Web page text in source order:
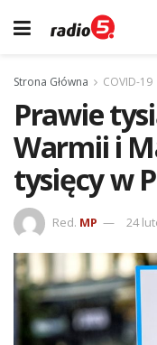
Strona Główna COVID-19
Prawie
Warmii i
tysięcy w
Red. MP 24